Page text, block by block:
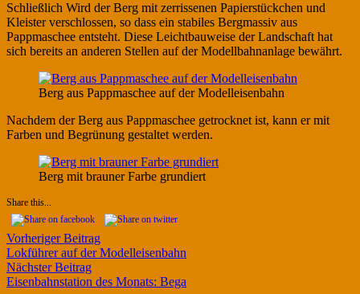
Schließlich Wird der Berg mit zerrissenen Papierstückchen und
Kleister verschlossen, so dass ein stabiles Bergmassiv aus
Pappmaschee entsteht. Diese Leichtbauweise der Landschaft hat
sich bereits an anderen Stellen auf der Modellbahnanlage bewährt.
Berg aus Pappmaschee auf der Modelleisenbahn
Nachdem der Berg aus Pappmaschee getrocknet ist, kann er mit
Farben und Begrünung gestaltet werden.
Berg mit brauner Farbe grundiert
Share this...
Beitragsnavigation
Vorheriger BeitragVorheriger
Beitrag:
Lokführer auf der Modelleisenbahn
Nächster BeitragNächster
Beitrag:
Eisenbahnstation des Monats: Bega